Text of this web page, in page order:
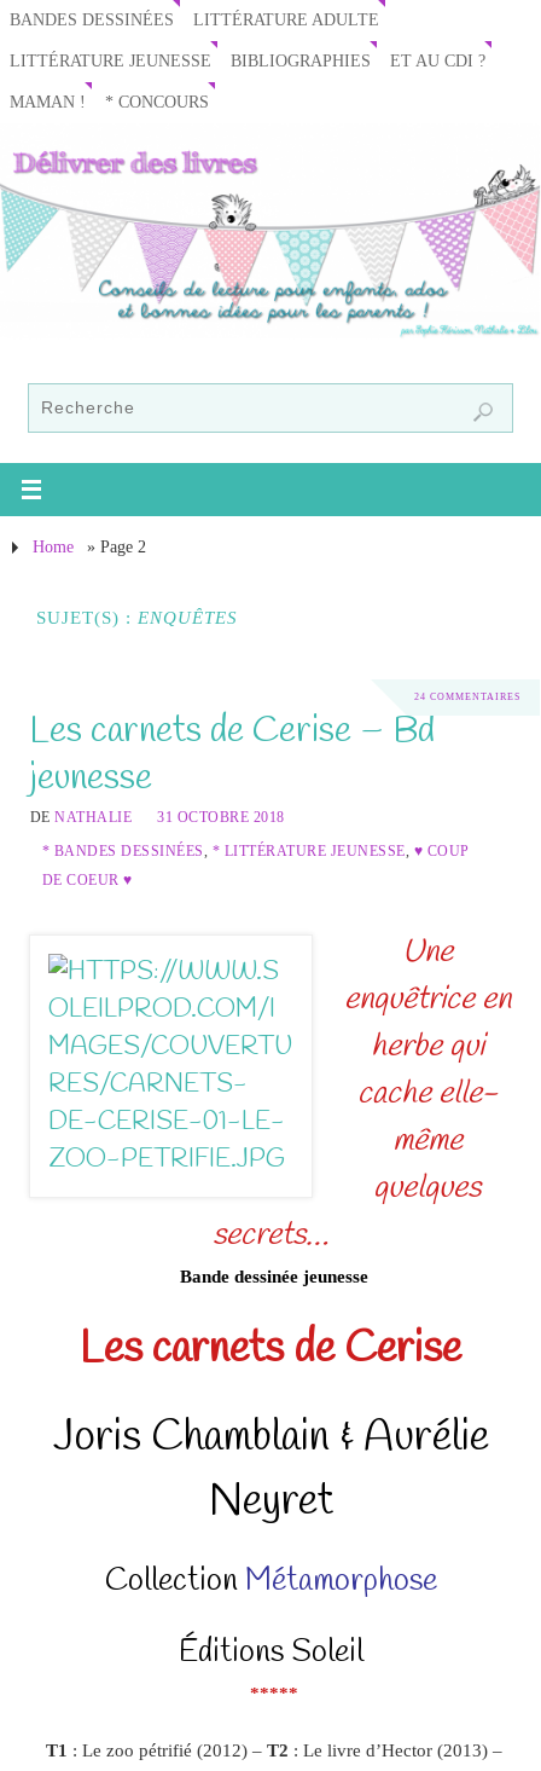
BANDES DESSINÉES LITTÉRATURE ADULTE
LITTÉRATURE JEUNESSE BIBLIOGRAPHIES ET AU CDI ?
MAMAN ! * CONCOURS
Home » Page 2
SUJET(S) : ENQUÊTES
24 COMMENTAIRES
Les carnets de Cerise – Bd
jeunesse
DENATHALIE
31 OCTOBRE 2018
* BANDES DESSINÉES, * LITTÉRATURE JEUNESSE, ♥ COUP
DE COEUR ♥
Une
enquêtrice en
herbe qui
cache elle-
même
quelques
secrets…
Bande dessinée jeunesse
Les carnets de Cerise
Joris Chamblain & Aurélie
Neyret
Collection Métamorphose
Éditions Soleil
*****
T1 : Le zoo pétrifié (2012) – T2 : Le livre d’Hector (2013) –